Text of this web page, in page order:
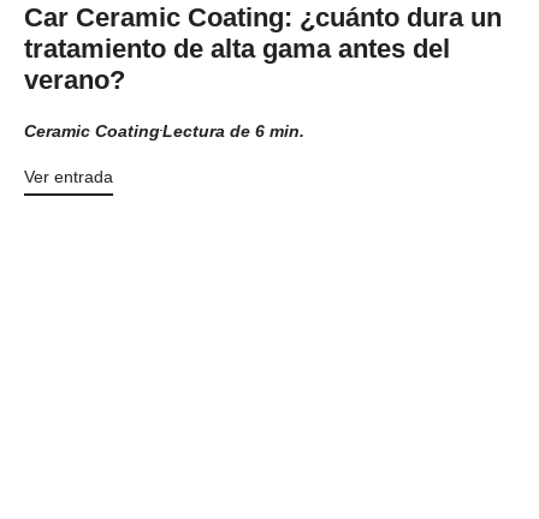
Car Ceramic Coating: ¿cuánto dura un
tratamiento de alta gama antes del
verano?
Ceramic CoatingLectura de 6 min.
Ver entrada